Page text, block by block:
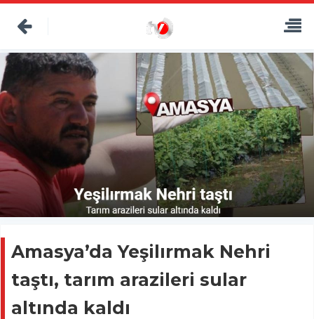
Amasya’da Yeşilırmak Nehri
taştı, tarım arazileri sular
altında kaldı